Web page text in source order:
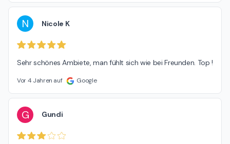
N Nicole K
Sehr schönes Ambiete, man fühlt sich wie bei Freunden. Top !
Vor 4 Jahren auf Google
G Gundi